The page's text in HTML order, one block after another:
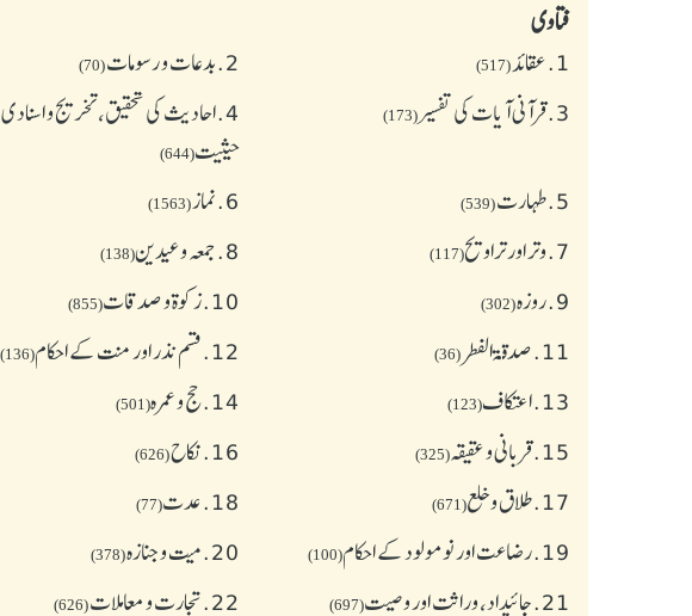
فتاوی
1. عقائد(517)
2. بدعات و رسومات(70)
3. قرآنی آیات کی تفسیر(173)
4. احادیث کی تحقیق، تخریج و اسنادی
حیثیت(644)
5. طهارت(539)
6. نماز(1563)
7. وتر اور تراویح(117)
8. جمعہ وعیدین(138)
9. روزہ(302)
10. زکوة و صدقات(855)
11. صدقۃ الفطر (36)
12. قسم نذر اور منت کے احکام(136)
13. اعتکاف(123)
14. حج و عمرہ(501)
15. قربانی و عقیقہ(325)
16. نکاح(626)
17. طلاق و خلع(671)
18. عدت(77)
19. رضاعت اور نومولود کے احکام(100)
20. میت و جنازہ(378)
21. جائیداد، وراثت اور وصیت(697)
22. تجارت و معاملات(626)